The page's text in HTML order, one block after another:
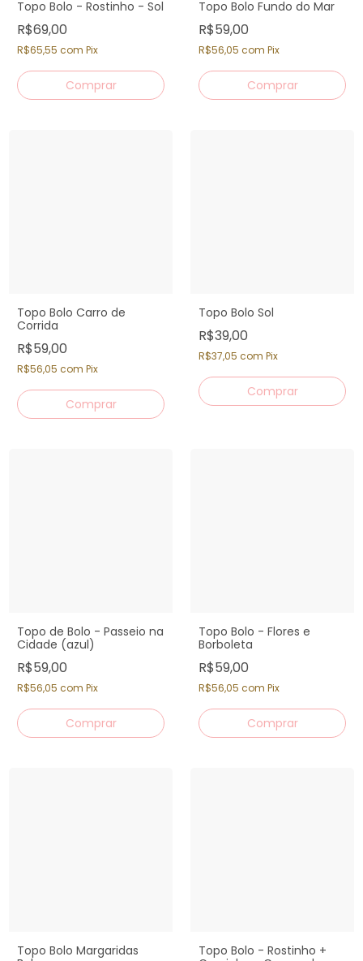
Topo Bolo - Rostinho - Sol
R$69,00
R$65,55 com Pix
Topo Bolo Fundo do Mar
R$59,00
R$56,05 com Pix
Topo Bolo Carro de
Corrida
R$59,00
R$56,05 com Pix
Topo Bolo Sol
R$39,00
R$37,05 com Pix
Comprar
Topo de Bolo - Passeio na
Cidade (azul)
R$59,00
R$56,05 com Pix
Topo Bolo - Flores e
Borboleta
R$59,00
R$56,05 com Pix
Topo Bolo Margaridas
Topo Bolo - Rostinho +